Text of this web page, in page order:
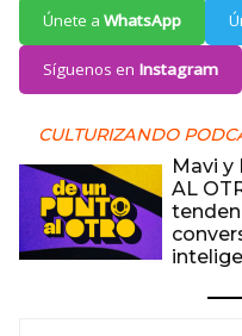
Únete a WhatsApp
Síguenos en Instagram
CULTURIZANDO
Mavi y
AL